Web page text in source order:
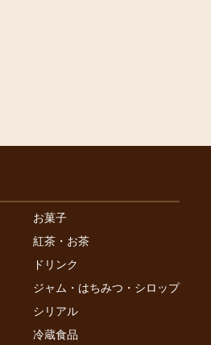
お菓子
紅茶・お茶
ドリンク
ジャム・はちみつ・シロップ
シリアル
冷蔵食品